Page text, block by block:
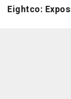
Eightco: